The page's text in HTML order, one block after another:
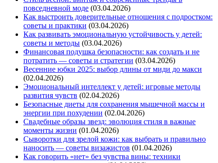
повседневной моде (03.04.2026)
Как выстроить доверительные отношения с подростком:
советы и практики (03.04.2026)
Как развивать эмоциональную устойчивость у детей:
советы и методы (03.04.2026)
Финансовая подушка безопасности: как создать и не
потратить — советы и стратегии (03.04.2026)
Весенние юбки 2025: выбор длины от миди до макси
(02.04.2026)
Эмоциональный интеллект у детей: игровые методы
развития чувств (02.04.2026)
Безопасные диеты для сохранения мышечной массы и
энергии при похудении (02.04.2026)
Свадебные образы звезд: эволюция стиля в важные
моменты жизни (01.04.2026)
Сыворотки для зрелой кожи: как выбрать и правильно
наносить — советы визажистов (01.04.2026)
Как говорить «нет» без чувства вины: техники